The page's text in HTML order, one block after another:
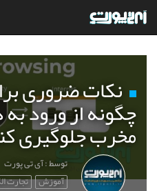
نکات ضروری
چگونه از ورود
مخرب جلوگیری
توسط : آی تی پورت
آموزش تجارت